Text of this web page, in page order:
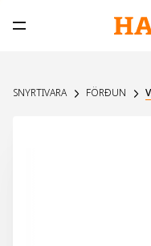
Opna aðalvalmynd
SNYRTIVARA FÖRÐUN